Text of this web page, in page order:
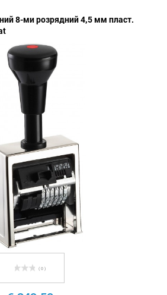
8-ми розрядний 4,5 мм пласт.
( 0 )